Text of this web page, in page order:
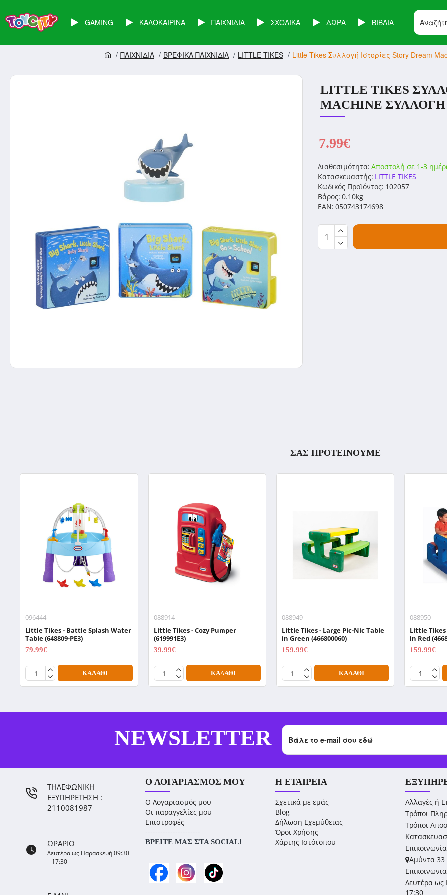
GAMING ΚΑΛΟΚΑΙΡΙΝΑ ΠΑΙΧΝΙΔΙΑ ΣΧΟΛΙΚΑ ΔΩΡΑ ΒΙΒΛΙΑ
ΠΑΙΧΝΙΔΙΑ ΒΡΕΦΙΚΑ ΠΑΙΧΝΙΔΙΑ LITTLE TIKES Little Tikes Συλλογή Ιστορίες Story Dream
LITTLE TIKES
MACHINE ΣΥΛΛΟΓΉ
Διαθεσιμότητα: Αποστολή σε 1-3
Κατασκευαστής: LITTLE TIKES
Κωδικός Προϊόντος: 102057
Βάρος: 0.10kg
EAN: 050743174698
7.99€
ΣΑΣ ΠΡΟΤΕΙΝΟΥΜΕ
096444
Little Tikes - Battle Splash Water
Table (648809-PE3)
79.99€
ΚΑΛΆΘΙ
088914
Little Tikes - Cozy Pumper
(619991E3)
39.99€
ΚΑΛΆΘΙ
088949
Little Tikes - Large Pic-Nic Table
in Green (466800060)
159.99€
ΚΑΛΆΘΙ
088950
Little Tikes
in Red
159.99€
NEWSLETTER
ΤΗΛΕΦΩΝΙΚΗ
ΕΞΥΠΗΡΕΤΗΣΗ :
2110081987
ΩΡΑΡΙΟ
Δευτέρα ως Παρασκευή 09:30
– 17:30
Ο ΛΟΓΑΡΙΑΣΜΌΣ ΜΟΥ
Ο Λογαριασμός μου
Οι παραγγελίες μου
Επιστροφές
----------------------
ΒΡΕΊΤΕ ΜΑΣ ΣΤΑ SOCIAL!
Η ΕΤΑΙΡΕΊΑ
Σχετικά με εμάς
Blog
Δήλωση Εχεμύθειας
Όροι Χρήσης
Χάρτης Ιστότοπου
Αλλαγές ή
Τρόποι
Τρόποι
Επικοινωνία
Αμύντα 33
Δευτέρα ως
17:30